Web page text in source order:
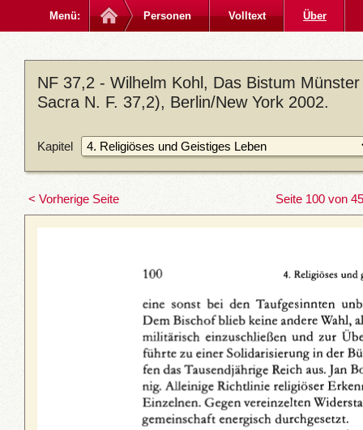
Menü: Personen Volltext Über
NF 37,2 - Wilhelm Kohl, Das Bistum
Sacra N. F. 37,2), Berlin/New York 2002.
Kapitel
< Vorherige Seite Seite 100 von